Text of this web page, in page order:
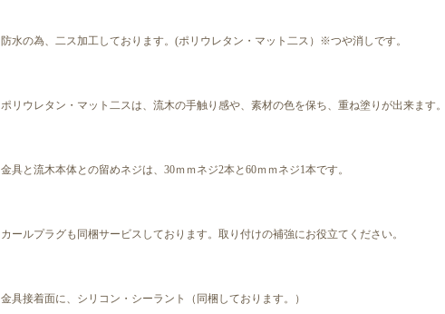
防水の為、二ス加工しております。(ポリウレタン・マット二ス）※つや消しです。
ポリウレタン・マット二スは、流木の手触り感や、素材の色を保ち、重ね塗りが出来ます。
金具と流木本体との留めネジは、30ｍｍネジ2本と60ｍｍネジ1本です。
カールプラグも同梱サービスしております。取り付けの補強にお役立てください。
金具接着面に、シリコン・シーラント（同梱しております。）